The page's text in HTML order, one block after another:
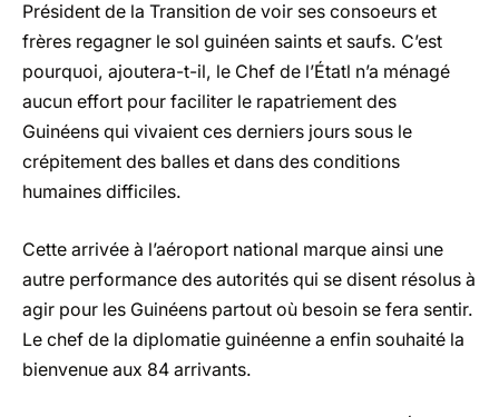
Président de la Transition de voir ses consoeurs et
frères regagner le sol guinéen saints et saufs. C’est
pourquoi, ajoutera-t-il, le Chef de l’Étatl n’a ménagé
aucun effort pour faciliter le rapatriement des
Guinéens qui vivaient ces derniers jours sous le
crépitement des balles et dans des conditions
humaines difficiles.
Cette arrivée à l’aéroport national marque ainsi une
autre performance des autorités qui se disent résolus à
agir pour les Guinéens partout où besoin se fera sentir.
Le chef de la diplomatie guinéenne a enfin souhaité la
bienvenue aux 84 arrivants.